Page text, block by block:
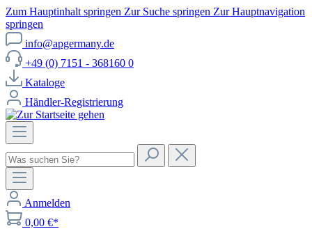
Zum Hauptinhalt springen Zur Suche springen Zur Hauptnavigation
springen
info@apgermany.de
+49 (0) 7151 - 368160 0
Kataloge
Händler-Registrierung
Anmelden
0,00 €*